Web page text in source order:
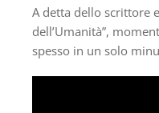
A detta dello scrittore
dell’Umanità”,
spesso in un solo